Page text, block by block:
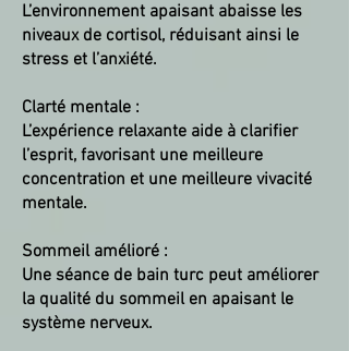
L’environnement apaisant abaisse les
niveaux de cortisol, réduisant ainsi le
stress et l’anxiété.
Clarté mentale :
L’expérience relaxante aide à clarifier
l’esprit, favorisant une meilleure
concentration et une meilleure vivacité
mentale.
Sommeil amélioré :
Une séance de bain turc peut améliorer
la qualité du sommeil en apaisant le
système nerveux.